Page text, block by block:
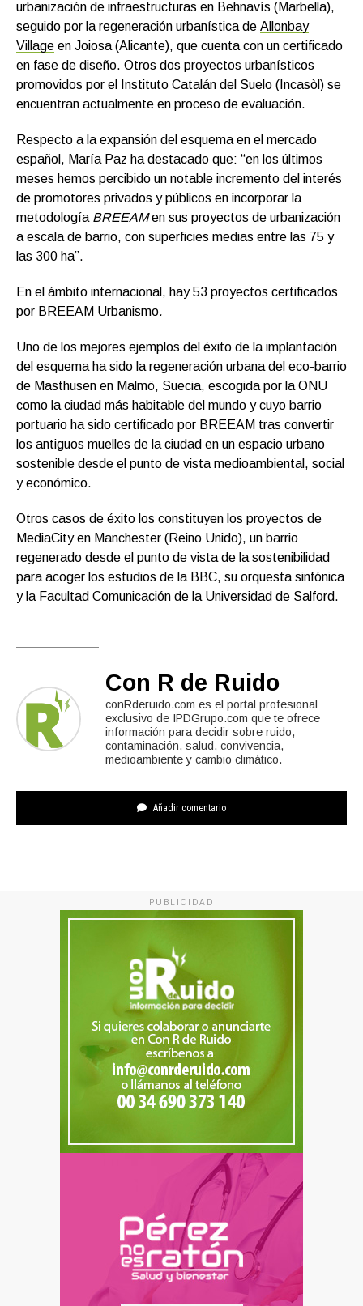
urbanización de infraestructuras en Behnavís (Marbella),
seguido por la regeneración urbanística de Allonbay
Village en Joiosa (Alicante), que cuenta con un certificado
en fase de diseño. Otros dos proyectos urbanísticos
promovidos por el
Instituto Catalán del Suelo (Incasòl) se
encuentran actualmente en proceso de evaluación.
Respecto a la expansión del esquema en el mercado
español, María Paz ha destacado que: “en los últimos
meses hemos percibido un notable incremento del interés
de promotores privados y públicos en incorporar la
metodología BREEAMen sus proyectos de urbanización
a escala de barrio, con superficies medias entre las 75 y
las 300 ha”.
En el ámbito internacional, hay 53 proyectos certificados
por BREEAM Urbanismo.
Uno de los mejores ejemplos del éxito de la implantación
del esquema ha sido la regeneración urbana del eco-barrio
de Masthusen en Malmö, Suecia, escogida por la ONU
como la ciudad más habitable del mundo y cuyo barrio
portuario ha sido certificado por BREEAM tras convertir
los antiguos muelles de la ciudad en un espacio urbano
sostenible desde el punto de vista medioambiental, social
y económico.
Otros casos de éxito los constituyen los proyectos de
MediaCity en Manchester (Reino Unido), un barrio
regenerado desde el punto de vista de la sostenibilidad
para acoger los estudios de la BBC, su orquesta sinfónica
y la Facultad Comunicación de la Universidad de Salford.
Con R de Ruido
conRderuido.com es el portal profesional
exclusivo de IPDGrupo.com que te ofrece
información para decidir sobre ruido,
contaminación, salud, convivencia,
medioambiente y cambio climático.
Añadir comentario
PUBLICIDAD